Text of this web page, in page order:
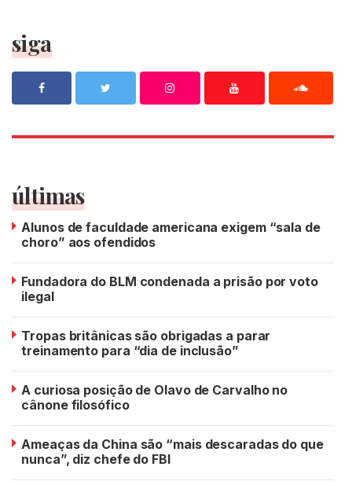
siga
últimas
Alunos de faculdade americana exigem “sala de
choro” aos ofendidos
Fundadora do BLM condenada a prisão por voto
ilegal
Tropas britânicas são obrigadas a parar
treinamento para “dia de inclusão”
A curiosa posição de Olavo de Carvalho no
cânone filosófico
Ameaças da China são “mais descaradas do que
nunca”, diz chefe do FBI